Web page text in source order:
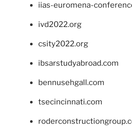
iias-euromena-
ivd2022.org
csity2022.org
ibsarstudyabroad.com
bennusehgall.com
tsecincinnati.com